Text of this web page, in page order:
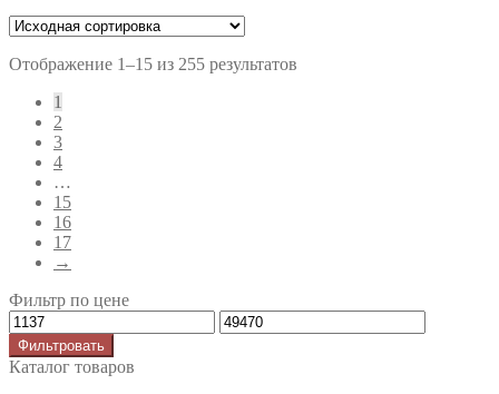
Отображение 1–15 из 255 результатов
1
2
3
4
…
15
16
17
→
Фильтр по цене
Фильтровать
Каталог товаров